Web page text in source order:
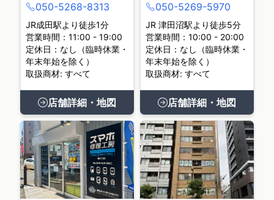
050-5268-8313
JR成田駅より徒歩1分
営業時間：11:00 - 19:00
定休日：なし（臨時休業・
年末年始を除く）
取扱商材: すべて
店舗詳細・地図
050-5269-5970
JR 津田沼駅より徒歩5分
営業時間：10:00 - 20:00
定休日：なし（臨時休業・
年末年始を除く）
取扱商材: すべて
店舗詳細・地図